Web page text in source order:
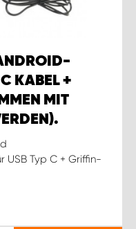
KABEL +
MIT
Typ C + Griffin-